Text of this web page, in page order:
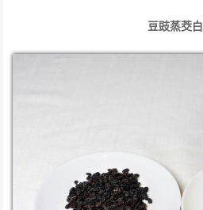
豆豉蒸茭白